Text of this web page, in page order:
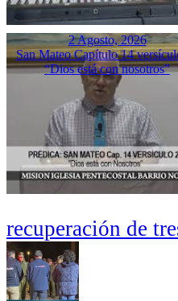
2 Agosto, 2026
San Mateo Capítulo 14
“Dios está con nosotros”
recuperación de